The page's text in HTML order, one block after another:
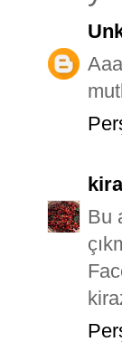
Bu